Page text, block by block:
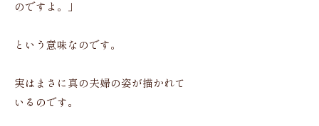
のですよ。」
という意味なのです。
実はまさに真の夫婦の姿が描かれて
いるのです。